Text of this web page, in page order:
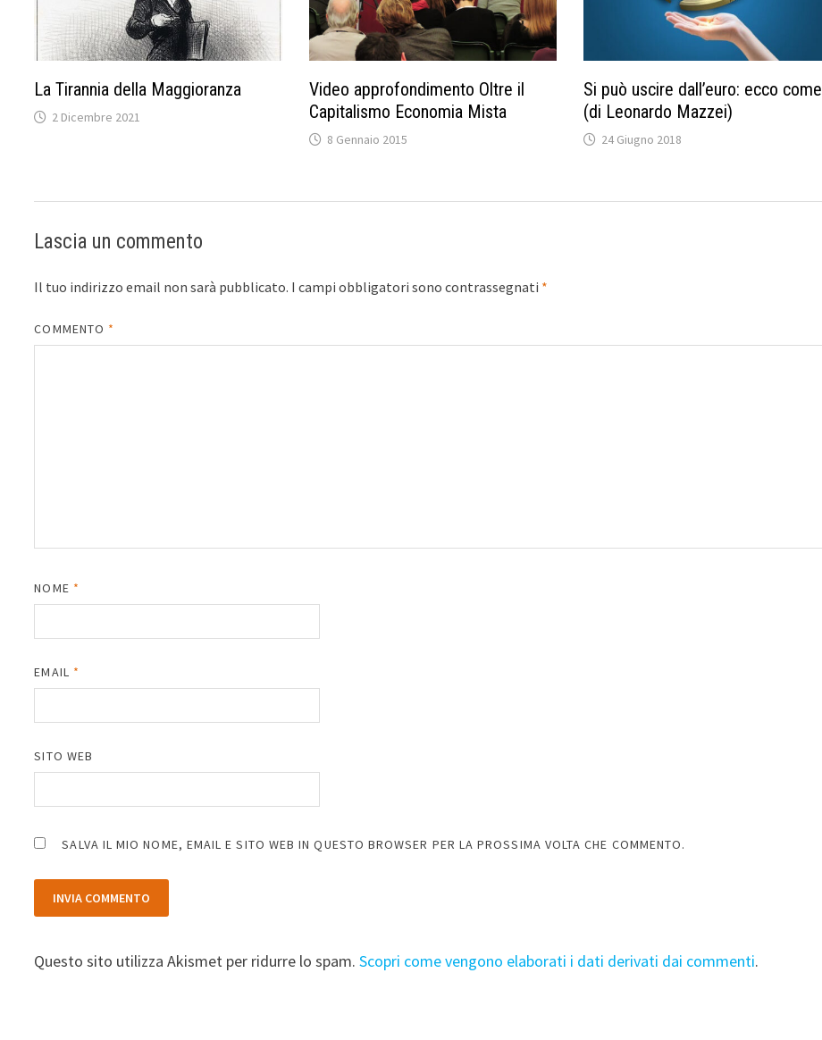
La Tirannia della Maggioranza
2 Dicembre 2021
Video approfondimento Oltre il
Capitalismo Economia Mista
8 Gennaio 2015
Si può uscire dall’euro: ecco come
(di Leonardo Mazzei)
24 Giugno 2018
Lascia un commento
Il tuo indirizzo email non sarà pubblicato. I campi obbligatori sono contrassegnati *
COMMENTO *
NOME *
EMAIL *
SITO WEB
SALVA IL MIO NOME, EMAIL E SITO WEB IN QUESTO BROWSER PER LA PROSSIMA VOLTA CHE COMMENTO.
Questo sito utilizza Akismet per ridurre lo spam.Scopri come vengono elaborati i dati derivati dai commenti.